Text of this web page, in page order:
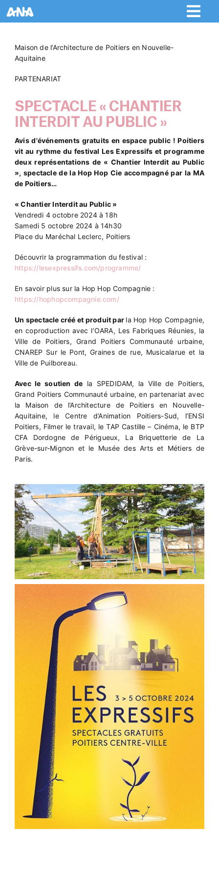
au
Maison de l’Architecture de Poitiers en Nouvelle-
Aquitaine
PARTENARIAT
SPECTACLE « CHANTIER
INTERDIT AU PUBLIC »
Avis d'événements gratuits en espace public ! Poitiers
vit au rythme du festival Les Expressifs et programme
deux représentations de « Chantier Interdit au Public
», spectacle de la Hop Hop Cie accompagné par la MA
de Poitiers…
« Chantier Interdit au Public »
Vendredi 4 octobre 2024 à 18h
Samedi 5 octobre 2024 à 14h30
Place du Maréchal Leclerc, Poitiers
Découvrir la programmation du festival :
https://lesexpressifs.com/programme/
En savoir plus sur la Hop Hop Compagnie :
https://hophopcompagnie.com/
Un spectacle créé et produit par la Hop Hop Compagnie,
en coproduction avec l’OARA, Les Fabriques Réunies, la
Ville de Poitiers, Grand Poitiers Communauté urbaine,
CNAREP Sur le Pont, Graines de rue, Musicalarue et la
Ville de Puilboreau.
Avec le soutien de la SPEDIDAM, la Ville de Poitiers,
Grand Poitiers Communauté urbaine, en partenariat avec
la Maison de l’Architecture de Poitiers en Nouvelle-
Aquitaine, le Centre d’Animation Poitiers-Sud, l’ENSI
Poitiers, Filmer le travail, le TAP Castille – Cinéma, le BTP
CFA Dordogne de Périgueux, La Briquetterie de La
Grève-sur-Mignon et le Musée des Arts et Métiers de
Paris.